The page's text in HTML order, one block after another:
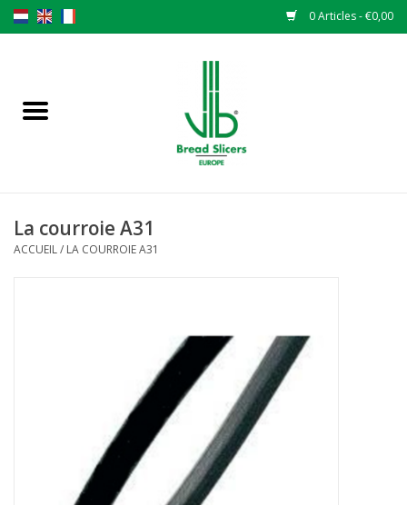
0 Articles - €0,00
Couteaux originaux VLB lames
Appareils de boulangerie
La courroie A31
ACCUEIL/ LA COURROIE A31